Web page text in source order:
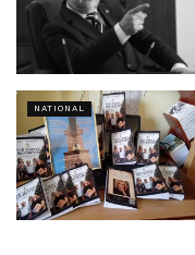
NATIONAL